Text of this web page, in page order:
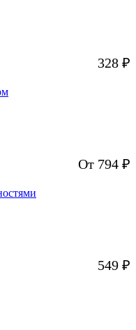
328 ₽
От 794 ₽
549 ₽